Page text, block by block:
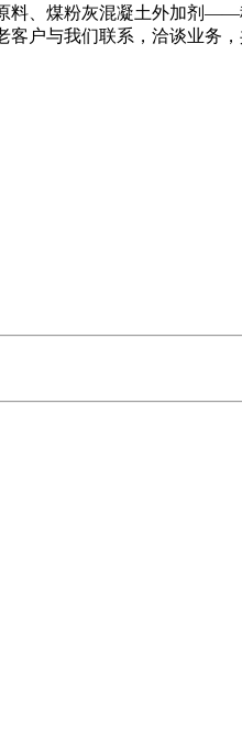
、煤粉灰混凝土外加剂——
户与我们联系，洽谈业务，